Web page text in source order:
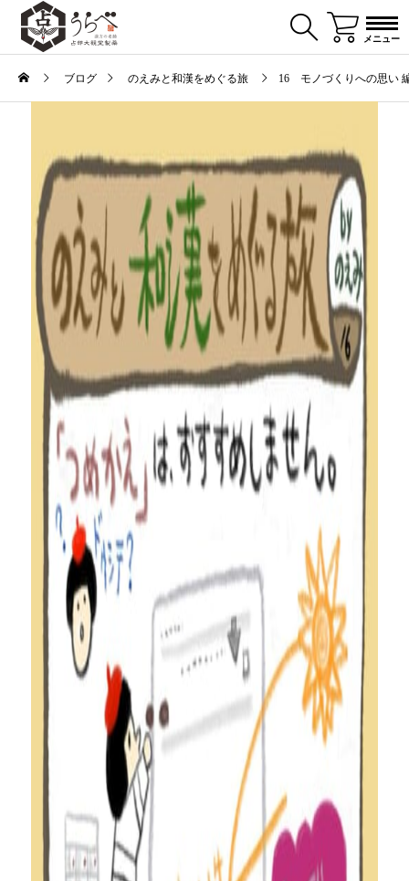
メニュー
ブログ のえみと和漢をめぐる旅 16 モノづくりへの思い